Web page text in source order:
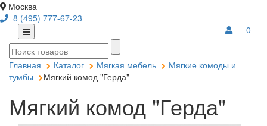
Москва
8 (495) 777-67-23
0
Главная Каталог Мягкая мебель
Мягкие комоды и
тумбы
Мягкий комод "Герда"
Мягкий комод "Герда"